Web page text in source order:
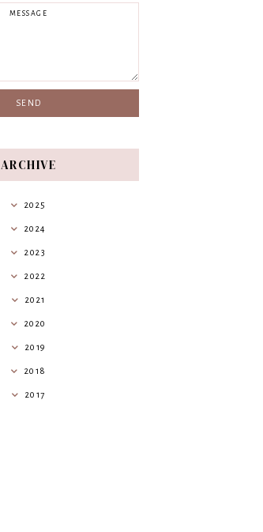
ARCHIVE
2025
2024
2023
2022
2021
2020
2019
2018
2017